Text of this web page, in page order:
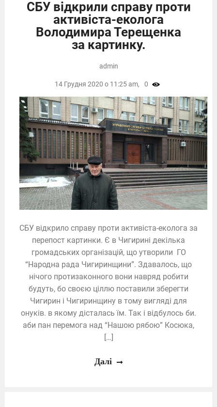
СБУ відкрили справу проти
активіста-еколога
Володимира Терещенка
за картинку.
СБУ відкрило справу проти активіста-еколога за
перепост картинки. Є в Чигирині декілька
громадських організацій, що утворили ГО
“Народна рада Чигиринщини”. Здавалось, що
нічого протизаконного вони навряд робити
будуть, бо своєю ціллю поставили зберегти
Чигирин і Чигиринщину в тому вигляді для
онуків. в якому дісталась їм. Так і відбулось би.
аби пан перемога над “Нашою рябою” Косюка,
[…]
admin
14 Грудня 2020 о 11:25 am, 0
Далі